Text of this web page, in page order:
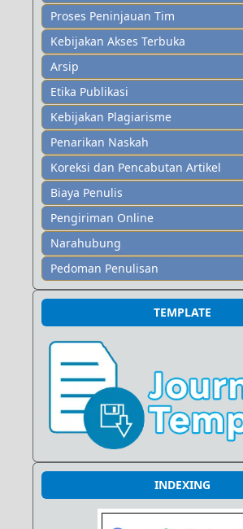
Proses Peninjauan Tim
Kebijakan Akses Terbuka
Arsip
Etika Publikasi
Kebijakan Plagiarisme
Penarikan Naskah
Koreksi dan Pencabutan Artikel
Biaya Penulis
Pengiriman Online
Narahubung
Pedoman Penulisan
TEMPLATE
INDEXING